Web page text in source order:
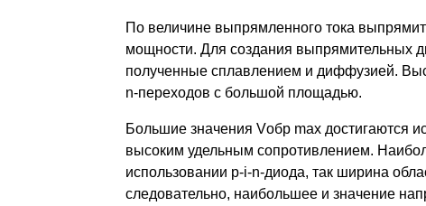
По величине выпрямленного тока
мощности. Для создания выпрямительных
полученные сплавлением и диффузией.
n-переходов с большой площадью.
Большие значения Vобр max достигаются
высоким удельным сопротивлением.
использовании p-i-n-диода, так ширина
следовательно, наибольшее и значение